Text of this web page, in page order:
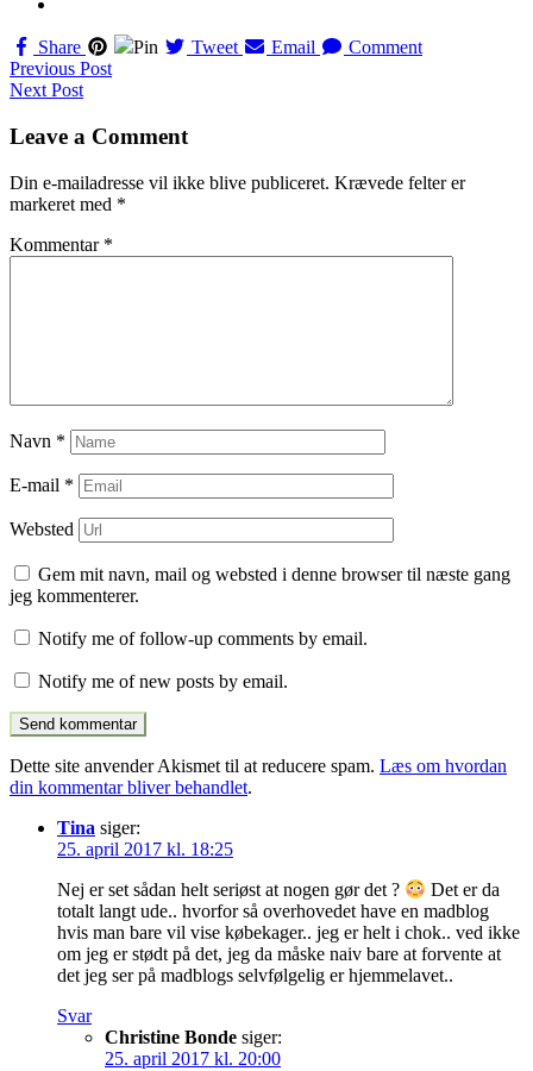
Share Pin Tweet Email Comment
Navigation
til
indlæg
Previous Post
Next Post
Leave a Comment
Din e-mailadresse vil ikke blive publiceret. Krævede felter er
markeret med *
Kommentar *
Navn *
E-mail *
Websted
Gem mit navn, mail og websted i denne browser til næste gang
jeg kommenterer.
Notify me of follow-up comments by email.
Notify me of new posts by email.
Dette site anvender Akismet til at reducere spam. Læs om hvordan
din kommentar bliver behandlet.
Tina siger:
25. april 2017 kl. 18:25
Nej er set sådan helt seriøst at nogen gør det ?
Det er da
totalt langt ude.. hvorfor så overhovedet have en madblog
hvis man bare vil vise købekager.. jeg er helt i chok.. ved ikke
om jeg er stødt på det, jeg da måske naiv bare at forvente at
det jeg ser på madblogs selvfølgelig er hjemmelavet..
Svar
Christine Bonde siger:
25. april 2017 kl. 20:00